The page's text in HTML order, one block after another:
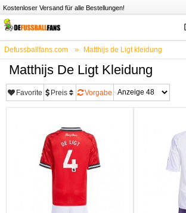
Kostenloser Versand für alle Bestellungen!
Defussballfans.com Matthijs de Ligt kleidung
Matthijs De Ligt Kleidung
Favorite Preis Vorgabe